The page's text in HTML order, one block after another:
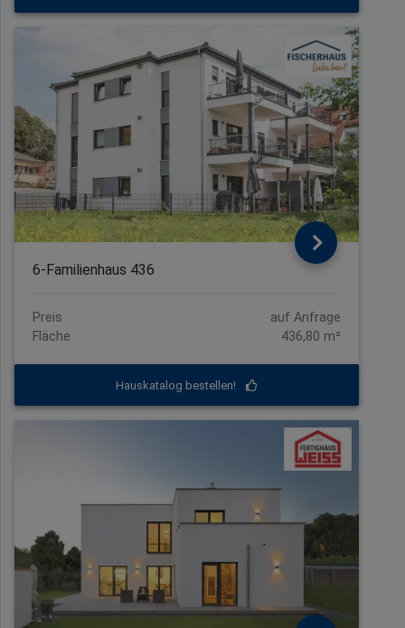
6-Familienhaus 436
Preis
auf Anfrage
Fläche
436,80 m²
Hauskatalog bestellen!